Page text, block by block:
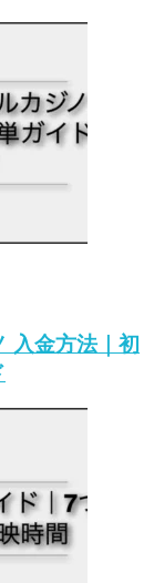
入金方法｜初